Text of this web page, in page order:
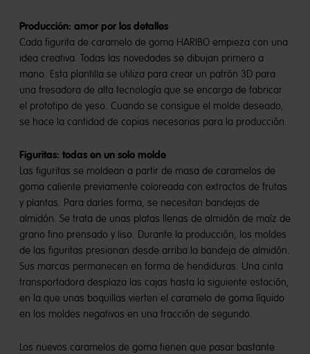
Producción: amor por los detalles
Cada figurita de caramelo de goma HARIBO empieza con una
idea creativa​. Todas las novedades se dibujan primero a
mano. Esta plantilla se utiliza para crear un patrón 3D para
una fresadora de alta tecnología que se encarga de fabricar
el prototipo de yeso. Cuando se consigue el molde deseado,
se hace la cantidad de copias necesarias para la producción.
Figuritas: todas en un solo molde
Las figuritas se moldean a partir de masa de caramelos de
goma caliente previamente coloreada con extractos de frutas
y plantas. Para darles forma, se necesitan bandejas de
almidón. Se trata de unas platas llenas de almidón de maíz de
grano fino prensado y liso. Durante la producción, los moldes
de las figuritas presionan desde arriba la bandeja de almidón.
Sus marcas​ permanecen en forma de hendiduras. Una cinta
transportadora desplaza las cajas hasta la siguiente estación,
en la que unas boquillas vierten el caramelo de goma líquido
en los moldes negativos en una fracción de segundo.
Los nuevos caramelos de goma tienen que pasar bastante